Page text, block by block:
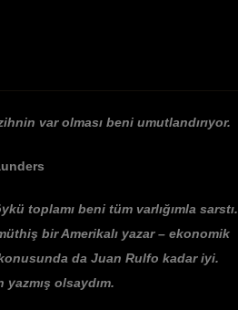
var olması beni umutlandırıyor.
toplamı beni tüm varlığımla sarstı.
bir Amerikalı yazar – ekonomik
da Juan Rulfo kadar iyi.
olsaydım.